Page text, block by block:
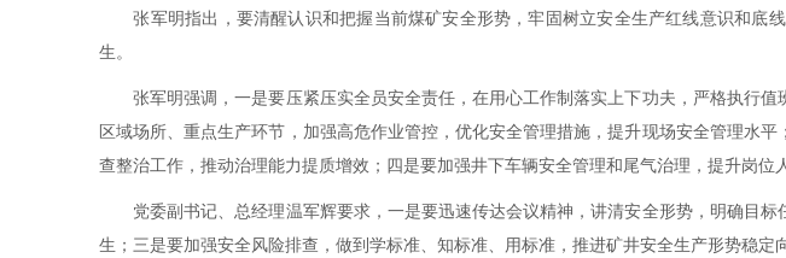
张军明指出，要清醒认识和把握当前煤矿安全形势，牢固树立安全生产红线意识和底
生。
张军明强调，一是要压紧压实全员安全责任，在用心工作制落实上下功夫，严格执行值
区域场所、重点生产环节，加强高危作业管控，优化安全管理措施，提升现场安全管理水
查整治工作，推动治理能力提质增效；四是要加强井下车辆安全管理和尾气治理，提升岗位
党委副书记、总经理温军辉要求，一是要迅速传达会议精神，讲清安全形势，明确目标
生；三是要加强安全风险排查，做到学标准、知标准、用标准，推进矿井安全生产形势稳定